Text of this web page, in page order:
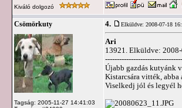
Kiváló dolgozó
Csömörkuty
Tagság: 2005-11-27 14:41:03
4. Elküldve: 2008-07-18
Ari
13921. Elküldve:
Újabb gazdás kutyánk
Kistarcsára vitték,
Viselkedj jól és legyél